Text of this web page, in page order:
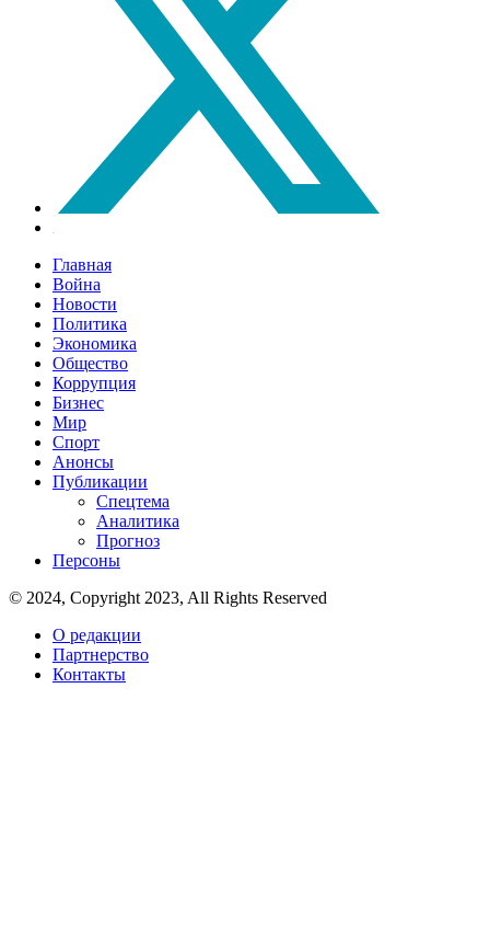
Главная
Война
Новости
Политика
Экономика
Общество
Коррупция
Бизнес
Мир
Спорт
Анонсы
Публикации
Спецтема
Аналитика
Прогноз
Персоны
© 2024, Copyright 2023, All Rights Reserved
О редакции
Партнерство
Контакты